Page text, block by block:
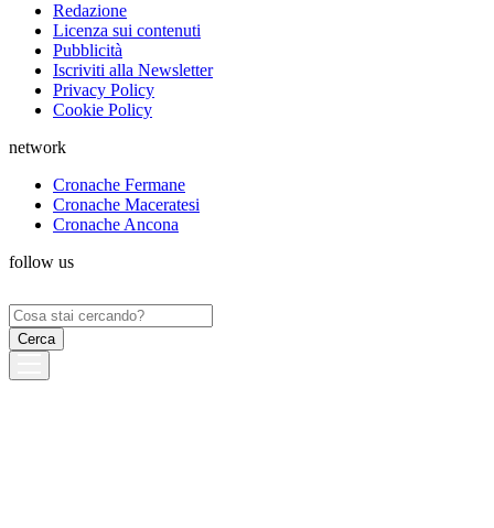
Redazione
Licenza sui contenuti
Pubblicità
Iscriviti alla Newsletter
Privacy Policy
Cookie Policy
network
Cronache Fermane
Cronache Maceratesi
Cronache Ancona
follow us
Ricerca
per: